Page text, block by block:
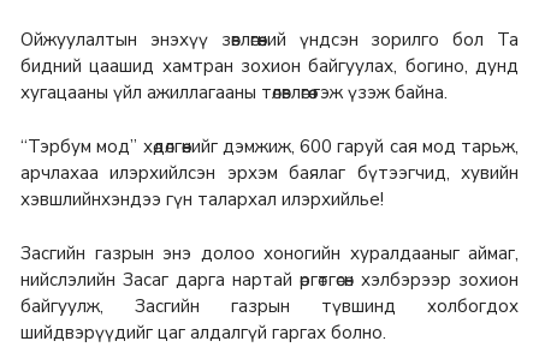
Ойжуулалтын энэхүү зөвлөгөөний үндсэн зорилго бол Та
бидний цаашид хамтран зохион байгуулах, богино, дунд
хугацааны үйл ажиллагааны төлөвлөгөө гэж үзэж байна.
“Тэрбум мод” хөдөлгөөнийг дэмжиж, 600 гаруй сая мод тарьж,
арчлахаа илэрхийлсэн эрхэм баялаг бүтээгчид, хувийн
хэвшлийнхэндээ гүн талархал илэрхийлье!
Засгийн газрын энэ долоо хоногийн хуралдааныг аймаг,
нийслэлийн Засаг дарга нартай өргөтгөсөн хэлбэрээр зохион
байгуулж, Засгийн газрын түвшинд холбогдох
шийдвэрүүдийг цаг алдалгүй гаргах болно.